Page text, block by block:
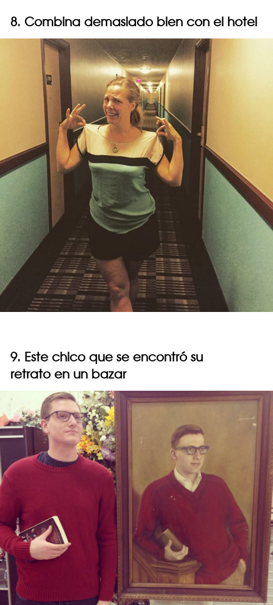
8. Combina demasiado bien con el hotel
9. Este chico que se encontró su
retrato en un bazar